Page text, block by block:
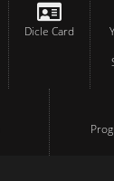
Dicle Card